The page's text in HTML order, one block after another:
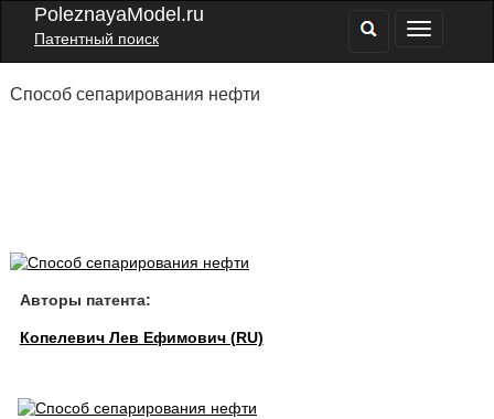
PoleznayaModel.ru
Патентный поиск
Способ сепарирования нефти
Авторы патента:
Копелевич Лев Ефимович (RU)